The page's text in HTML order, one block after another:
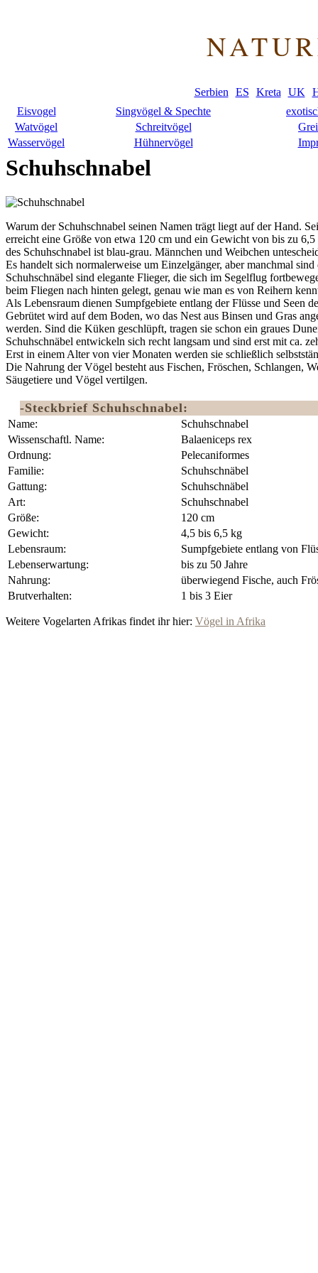
Serbien ES Kreta UK
Eisvogel
Singvögel & Spechte
Watvögel
Schreitvögel
Wasservögel
Hühnervögel
Schuhschnabel
Warum der Schuhschnabel seinen Namen trägt liegt auf der Hand.
erreicht eine Größe von etwa 120 cm und ein Gewicht von bis zu
des Schuhschnabel ist blau-grau. Männchen und Weibchen
Es handelt sich normalerweise um Einzelgänger, aber manchmal
Schuhschnäbel sind elegante Flieger, die sich im Segelflug
beim Fliegen nach hinten gelegt, genau wie man es von Reihern
Als Lebensraum dienen Sumpfgebiete entlang der Flüsse und Seen
Gebrütet wird auf dem Boden, wo das Nest aus Binsen und Gras
werden. Sind die Küken geschlüpft, tragen sie schon ein graues
Schuhschnäbel entwickeln sich recht langsam und sind erst mit ca.
Erst in einem Alter von vier Monaten werden sie schließlich
Die Nahrung der Vögel besteht aus Fischen, Fröschen, Schlangen,
Säugetiere und Vögel vertilgen.
-Steckbrief Schuhschnabel:
Name:
Schuhschnabel
Wissenschaftl. Name:
Balaeniceps rex
Ordnung:
Pelecaniformes‎
Familie:
Schuhschnäbel
Gattung:
Schuhschnäbel
Art:
Schuhschnabel
Größe:
120 cm
Gewicht:
4,5 bis 6,5 kg
Lebensraum:
Sumpfgebiete entlang von
Lebenserwartung:
bis zu 50 Jahre
Nahrung:
überwiegend Fische, auch
Brutverhalten:
1 bis 3 Eier
Weitere Vogelarten Afrikas findet ihr hier: Vögel in Afrika